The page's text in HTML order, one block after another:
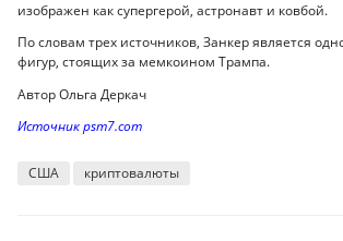
изображен как супергерой, астронавт и ковбой.
По словам трех источников, Занкер является
фигур, стоящих за мемкоином Трампа.
Автор Ольга Деркач
Источник psm7.com
США криптовалюты